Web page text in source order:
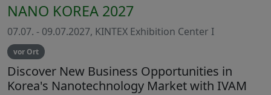
NANO KOREA 2027
07.07. - 09.07.2027, KINTEX Exhibition Center I
vor Ort
Discover New Business Opportunities in
Korea's Nanotechnology Market with IVAM